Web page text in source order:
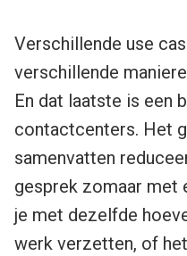
Verschillende use
verschillende
En dat laatste is een
contactcenters. Het
samenvatten
gesprek zomaar met
je met dezelfde
werk verzetten, of